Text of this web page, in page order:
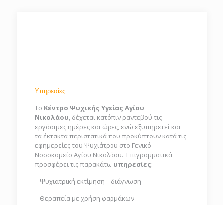
Υπηρεσίες
Το Κέντρο Ψυχικής Υγείας Αγίου
Νικολάου, δέχεται κατόπιν ραντεβού τις
εργάσιμες ημέρες και ώρες, ενώ εξυπηρετεί και
τα έκτακτα περιστατικά που προκύπτουν κατά τις
εφημερείες του Ψυχιάτρου στο Γενικό
Νοσοκομείο Αγίου Νικολάου. Επιγραμματικά
προσφέρει τις παρακάτω υπηρεσίες:
– Ψυχιατρική εκτίμηση – διάγνωση
– Θεραπεία με χρήση φαρμάκων